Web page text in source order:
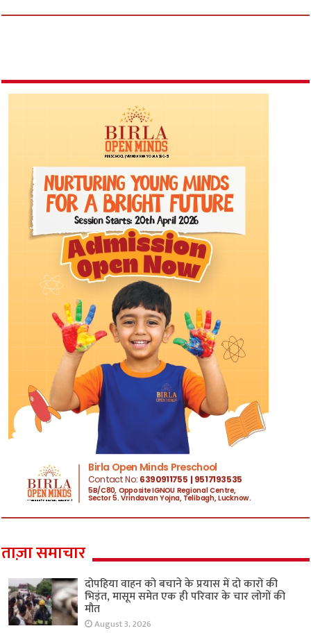
ताज़ा समाचार
दोपहिया वाहन को बचाने के प्रयास में दो कारों की
भिड़ंत, मासूम समेत एक ही परिवार के चार लोगों की
मौत
August 3, 2026